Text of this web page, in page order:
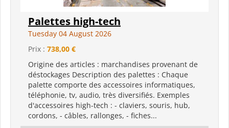
Palettes high-tech
Tuesday 04 August 2026
Prix : 738,00 €
Origine des articles : marchandises provenant de
déstockages Description des palettes : Chaque
palette comporte des accessoires informatiques,
téléphonie, tv, audio, très diversifiés. Exemples
d'accessoires high-tech : - claviers, souris, hub,
cordons, - câbles, rallonges, - fiches...